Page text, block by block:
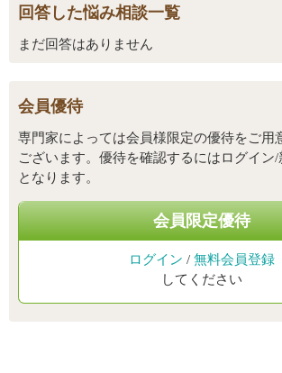
回答した悩み相談一覧
まだ回答はありません
会員優待
専門家によっては会員様限定の優待をご用
ございます。優待を確認するにはログイン
となります。
会員限定優待
ログイン / 無料会員登録
してください